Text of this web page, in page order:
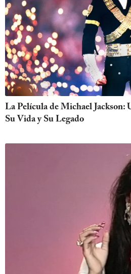
La Película de Michael Jackson:
Su Vida y Su Legado